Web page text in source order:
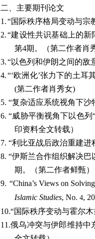
二、主要期刊论文
1 .“国际秩序格局变动与宗
2.“建设性共识基础上的新
第4期。（第二作者肖
3.“以色列和伊朗之间的敌
4.“‘欧洲化’张力下的土耳
(第二作者肖秀女)
5. “复杂适应系统视角下
6. “威胁平衡视角下以色列
印资料全文转载）
7. “利比亚战后政治重建进
8. “伊斯兰合作组织解决
期。（第二作者鲜甄）
9. “China’s Views on
Islamic Studies, No. 4,
10.“国际秩序变动与霍尔
11 .俄乌冲突与伊郎维持中